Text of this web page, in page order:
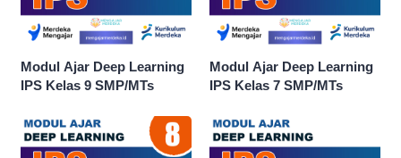
Modul Ajar Deep Learning
IPS Kelas 9 SMP/MTs
Modul Ajar Deep Learning
IPS Kelas 7 SMP/MTs